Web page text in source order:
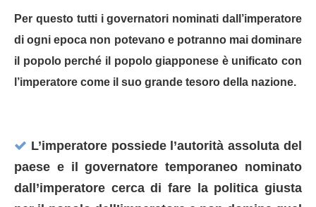
Per questo tutti i governatori nominati dall’imperatore
di ogni epoca non potevano e potranno mai dominare
il popolo perché il popolo giapponese è unificato con
l’imperatore come il suo grande tesoro della nazione.
L’imperatore possiede l’autorità assoluta del
paese e il governatore temporaneo nominato
dall’imperatore cerca di fare la politica giusta